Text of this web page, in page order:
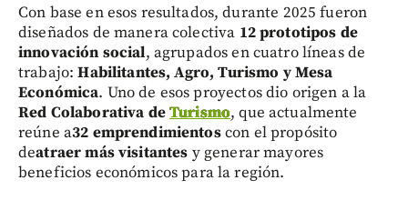
Con base en esos resultados, durante 2025 fueron
diseñados de manera colectiva 12 prototipos de
innovación social, agrupados en cuatro líneas de
trabajo:Habilitantes, Agro, Turismo y Mesa
Económica. Uno de esos proyectos dio origen a la
Red Colaborativa deTurismo, que actualmente
reúne a32 emprendimientoscon el propósito
deatraer más visitantes y generar mayores
beneficios económicos para la región.